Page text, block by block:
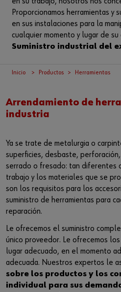
Iniciar
o
funciones de la tienda.
Ventas solo para clientes
Integración de proveedores
Industrias
Asesoria
Piezas especiales
Noticias
Descarga
Contacto
Proporcionamos herramientas y
en sus instalaciones para la
cualquier momento y lugar de su
Suministro industrial del
Inicio Productos Herramientas
Arrendamiento de
industria
Ya se trate de metalurgia o
superficies, desbaste,
serrado o fresado: tan diferentes
trabajo y los materiales que se
son los requisitos para los
suministro de herramientas para
reparación.
Le ofrecemos el suministro
único proveedor. Le ofrecemos
lugar adecuado, en el momento
adecuada. Nuestros expertos le
sobre los productos y los
individual para sus